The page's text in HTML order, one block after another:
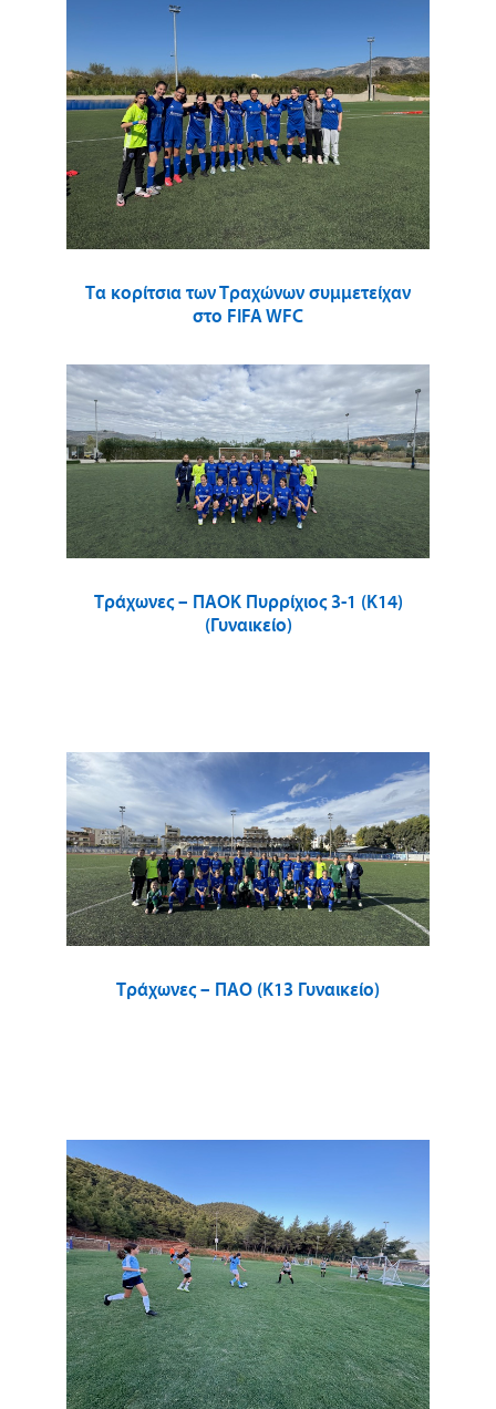
Τα κορίτσια των Τραχώνων συμμετείχαν
στο FIFA WFC
Τράχωνες – ΠΑΟΚ Πυρρίχιος 3-1 (Κ14)
(Γυναικείο)
Τράχωνες – ΠΑΟ (Κ13 Γυναικείο)